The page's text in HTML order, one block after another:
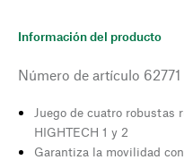
Información del producto
Número de artículo 62771
Juego de cuatro robustas
HIGHTECH 1 y 2
Garantiza la movilidad